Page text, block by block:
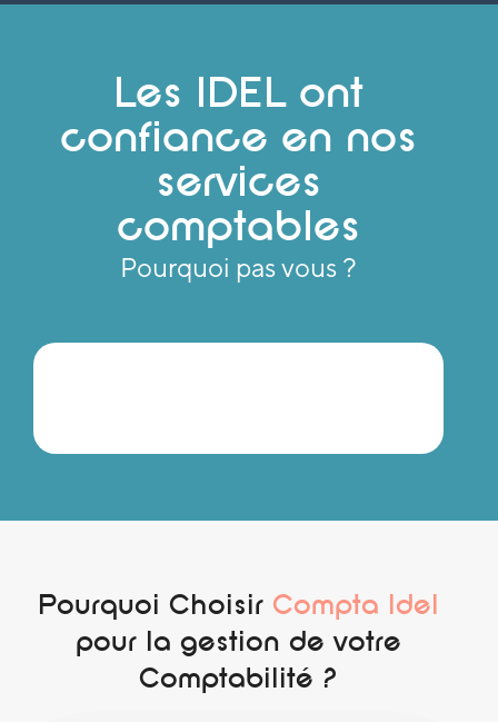
Les IDEL ont
confiance en nos
services
comptables
Pourquoi pas vous ?
Pourquoi Choisir Compta Idel
pour la gestion de votre
Comptabilité ?